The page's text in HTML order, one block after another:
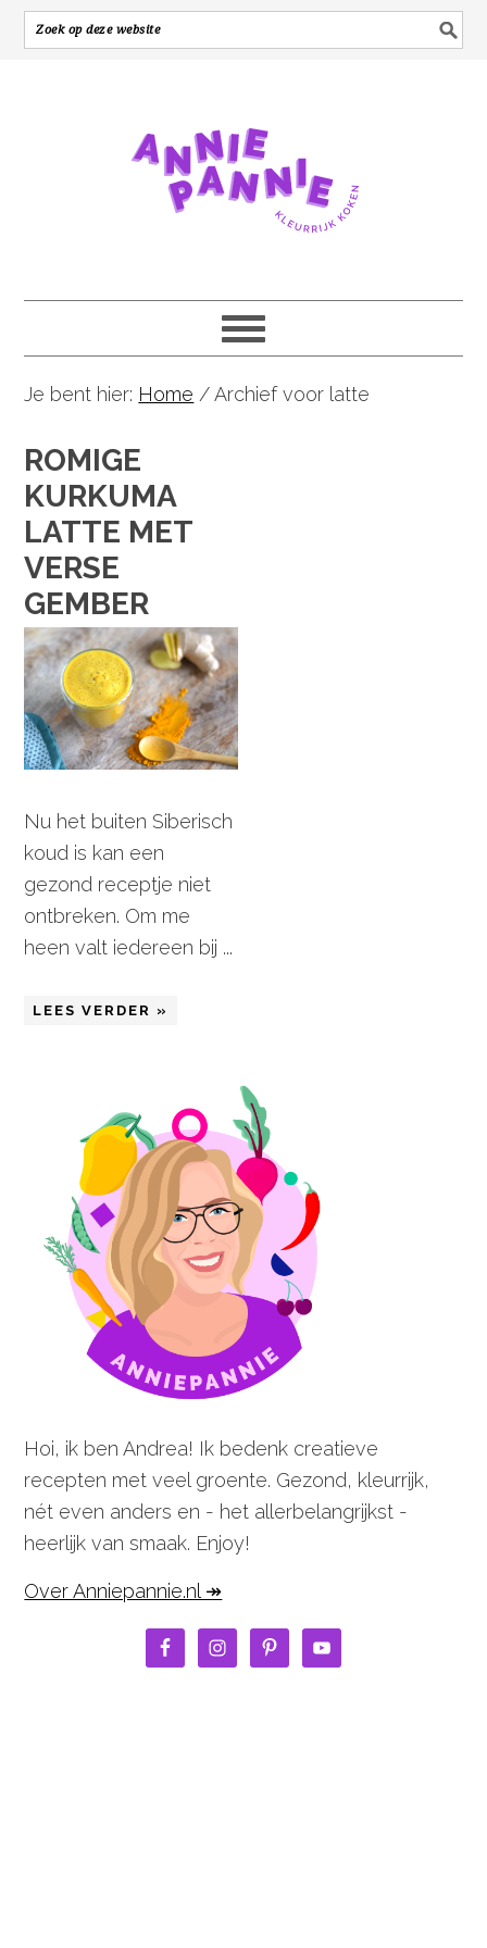
Je bent hier: Home /Archief voor latte
ROMIGE
KURKUMA
LATTE MET
VERSE
GEMBER
Nu het buiten Siberisch
koud is kan een
gezond receptje niet
ontbreken. Om me
heen valt iedereen bij ...
LEES VERDER »
Hoi, ik ben Andrea! Ik bedenk creatieve
recepten met veel groente. Gezond, kleurrijk,
nét even anders en - het allerbelangrijkst -
heerlijk van smaak. Enjoy!
Over Anniepannie.nl ↠